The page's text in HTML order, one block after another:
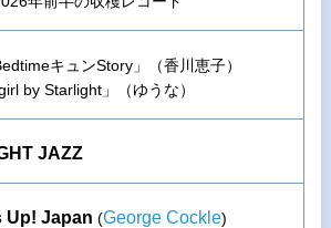
キュンStory」（香川恵子）
by Starlight」（ゆうな）
JAZZ
Up! Japan (George Cockle)